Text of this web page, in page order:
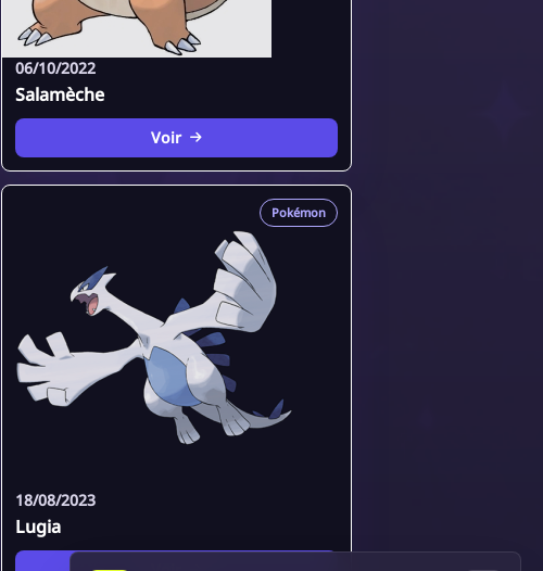
06/10/2022
Salamèche
Voir
Pokémon
18/08/2023
Lugia